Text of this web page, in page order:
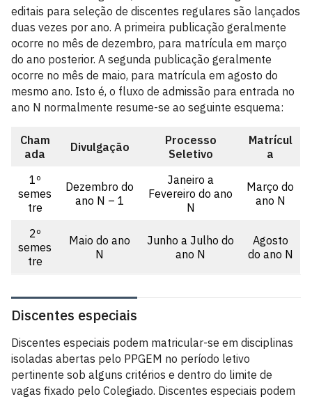
editais para seleção de discentes regulares são lançados
duas vezes por ano. A primeira publicação geralmente
ocorre no mês de dezembro, para matrícula em março
do ano posterior. A segunda publicação geralmente
ocorre no mês de maio, para matrícula em agosto do
mesmo ano. Isto é, o fluxo de admissão para entrada no
ano N normalmente resume-se ao seguinte esquema:
Cham
ada
Divulgação
Processo
Seletivo
Matrícul
a
1º
semes
tre
Dezembro do
ano N – 1
Janeiro a
Fevereiro do ano
N
Março do
ano N
2º
semes
tre
Maio do ano
N
Junho a Julho do
ano N
Agosto
do ano N
Discentes especiais
Discentes especiais podem matricular-se em disciplinas
isoladas abertas pelo PPGEM no período letivo
pertinente sob alguns critérios e dentro do limite de
vagas fixado pelo Colegiado. Discentes especiais podem